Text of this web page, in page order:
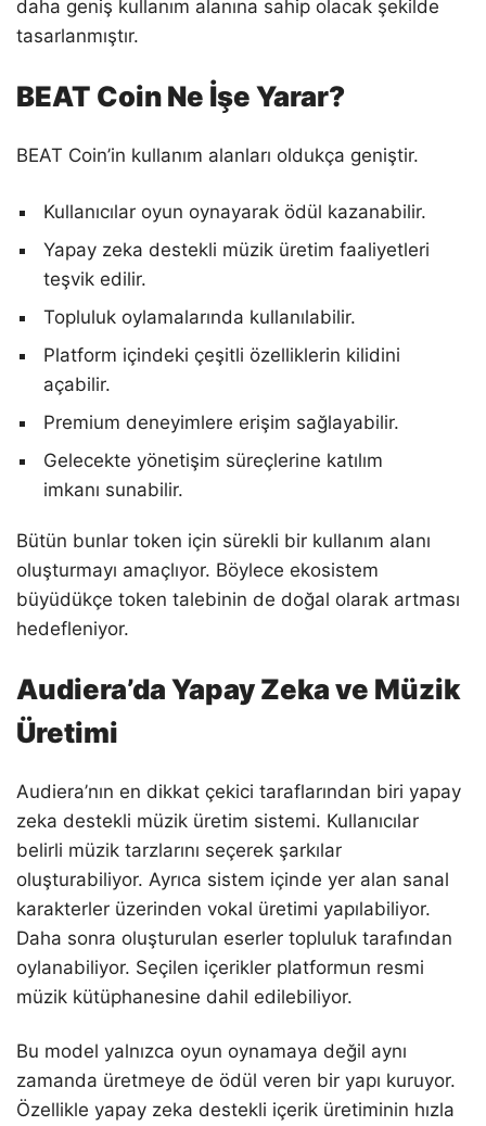
daha geniş kullanım alanına sahip olacak şekilde
tasarlanmıştır.
BEAT Coin Ne İşe Yarar?
BEAT Coin’in kullanım alanları oldukça geniştir.
Kullanıcılar oyun oynayarak ödül kazanabilir.
Yapay zeka destekli müzik üretim faaliyetleri
teşvik edilir.
Topluluk oylamalarında kullanılabilir.
Platform içindeki çeşitli özelliklerin kilidini
açabilir.
Premium deneyimlere erişim sağlayabilir.
Gelecekte yönetişim süreçlerine katılım
imkanı sunabilir.
Bütün bunlar token için sürekli bir kullanım alanı
oluşturmayı amaçlıyor. Böylece ekosistem
büyüdükçe token talebinin de doğal olarak artması
hedefleniyor.
Audiera’da Yapay Zeka ve Müzik
Üretimi
Audiera’nın en dikkat çekici taraflarından biri yapay
zeka destekli müzik üretim sistemi. Kullanıcılar
belirli müzik tarzlarını seçerek şarkılar
oluşturabiliyor. Ayrıca sistem içinde yer alan sanal
karakterler üzerinden vokal üretimi yapılabiliyor.
Daha sonra oluşturulan eserler topluluk tarafından
oylanabiliyor. Seçilen içerikler platformun resmi
müzik kütüphanesine dahil edilebiliyor.
Bu model yalnızca oyun oynamaya değil aynı
zamanda üretmeye de ödül veren bir yapı kuruyor.
Özellikle yapay zeka destekli içerik üretiminin hızla